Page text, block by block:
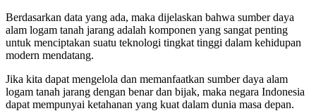
Berdasarkan data yang ada, maka dijelaskan bahwa sumber daya
alam logam tanah jarang adalah komponen yang sangat penting
untuk menciptakan suatu teknologi tingkat tinggi dalam kehidupan
modern mendatang.
Jika kita dapat mengelola dan memanfaatkan sumber daya alam
logam tanah jarang dengan benar dan bijak, maka negara Indonesia
dapat mempunyai ketahanan yang kuat dalam dunia masa depan.